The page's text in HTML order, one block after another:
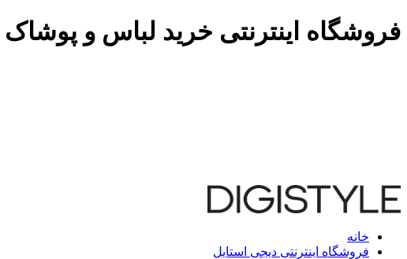
فروشگاه اینترنتی خرید لباس و
خانه
فروشگاه اینترنتی دیجی استایل